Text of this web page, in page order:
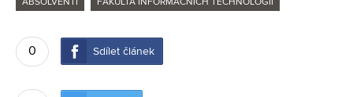
ABSOLVENTI FAKULTA INFORMAČNÍCH TECHNOLOGIÍ
0 Sdílet článek